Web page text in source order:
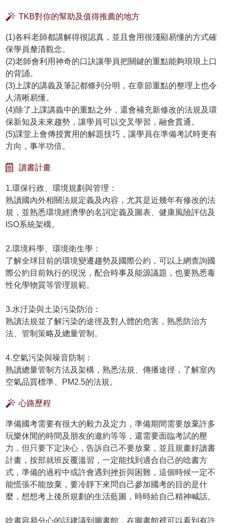
TKB對你的幫助及值得推薦的地方
(1)各科老師都講解得很認真，並且會用很淺顯易懂的方式確
保學員釐清觀念。
(2)老師會利用神奇的口訣讓學員把關鍵的重點能夠琅琅上口
的背誦。
(3)上課的講義及筆記都條列分明，在章節重點的整理上也令
人清晰易懂。
(4)除了上課講義中的重點之外，還會補充新修改的法規及環
保新知及未來趨勢，讓學員可以交叉學習，融會貫通。
(5)課堂上會傳授實用的解題技巧，讓學員在準備考試時更有
方向，事半功倍。
讀書計畫
1.環保行政、環境規劃與管理：
熟讀國內外相關法規定義及內容，尤其是近幾年有修改的法
規，並熟悉環境經濟學的名詞定義及圖表、健康風險評估及
ISO系統架構。
2.環境科學、環境衛生學：
了解全球目前的環境變遷趨勢及國際公約，可以上網查詢國
際公約目前執行的現況，配合時事及能源議題，也要熟悉毒
性化學物質等管理規範。
3.水汙染與土染污染防治：
熟讀法規並了解污染的途徑及對人體的危害，熟悉防治方
法、管制策略及總量管制。
4.空氣污染與噪音防制：
熟讀總量管制方法及架構，熟悉法規、傳播途徑，了解室內
空氣品質標準、PM2.5的法規。
心路歷程
準備國考需要有很大的毅力及定力，準備期間需要放棄許多
玩樂休閒的時間及朋友的邀約等等，還需要面臨考試的壓
力，但只要下定決心，告訴自己不要放棄，並且規畫好讀書
計畫，按部就班反覆溫習，一定能找到適合自己的唸書方
式，準備的過程中或許會遇到挫折與困難，這個時候一定不
能慌張不能放棄，要冷靜下來問自己參加國考的目的是什
麼，想想考上後所規劃的生活藍圖，時時給自己精神喊話。
唸書容易分心的話建議到圖書館，在圖書館裡可以看到有許